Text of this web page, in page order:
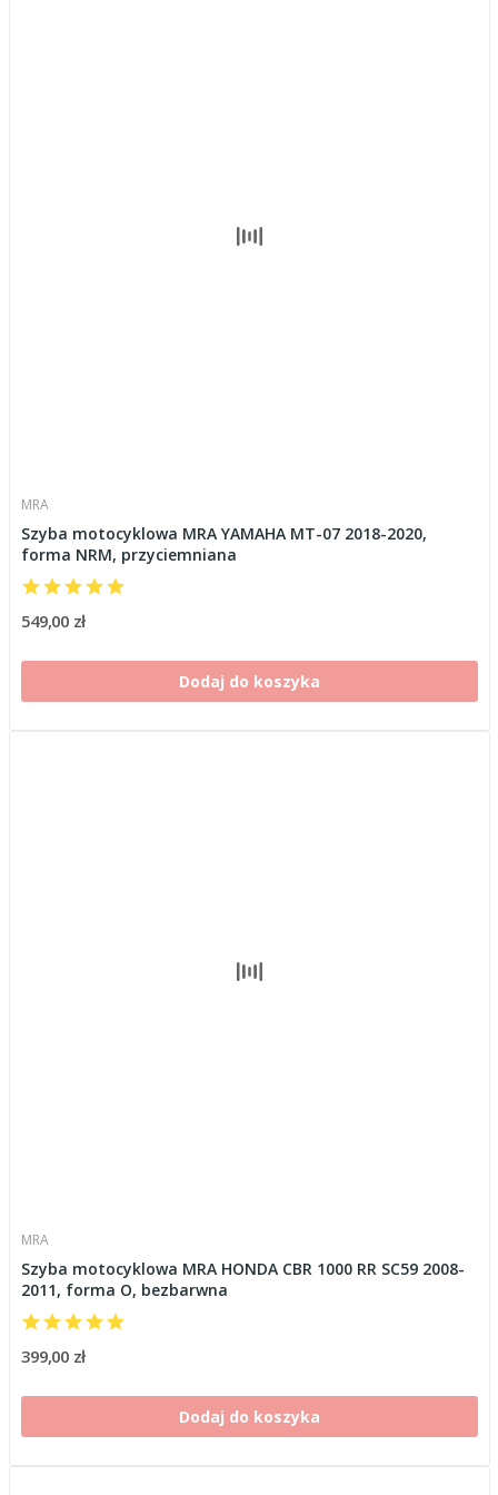
MRA
Szyba motocyklowa MRA YAMAHA MT-07 2018-2020,
forma NRM, przyciemniana
549,00 zł
Dodaj do koszyka
MRA
Szyba motocyklowa MRA HONDA CBR 1000 RR SC59 2008-
2011, forma O, bezbarwna
399,00 zł
Dodaj do koszyka